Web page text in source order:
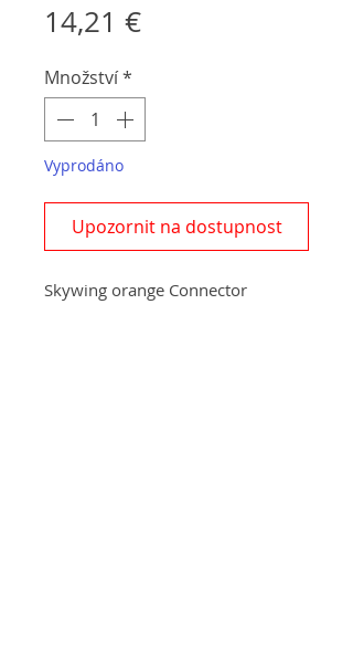
14,21 €Cena
Množství*
Vyprodáno
Upozornit na dostupnost
Skywing orange Connector